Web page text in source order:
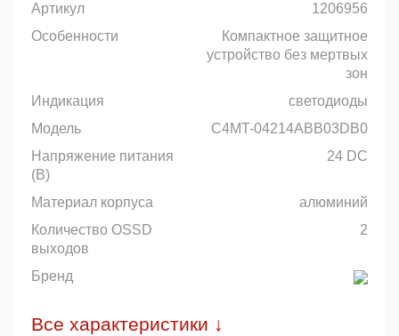
Артикул
1206956
Особенности
Компактное защитное
устройство без мертвых
зон
Индикация
светодиоды
Модель
C4MT-04214ABB03DB0
Напряжение питания
(В)
24 DC
Материал корпуса
алюминий
Количество OSSD
выходов
2
Бренд
Все характеристики ↓